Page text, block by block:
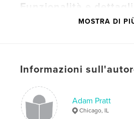
Funzionalità e dettagli
Categoria principale: Libri
N° di pagine:110
ISBN
Copertina rigida rivestita:
Data di pubblicazione:giu 05,
MOSTRA DI
Informazioni
Adam Pratt
Chicago, IL